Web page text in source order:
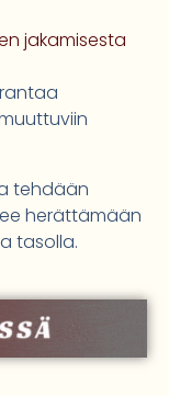
jakamisesta
tehdään
herättämään
tasolla.